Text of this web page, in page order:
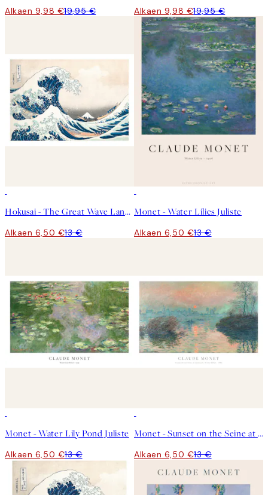
Alkaen 9,98 €19,95 € Alkaen 9,98 €19,95 €
Hokusai - The Great Wave Landscape Juliste
Alkaen 6,50 €13 €
Monet - Water Lilies Juliste
Alkaen 6,50 €13 €
Monet - Water Lily Pond Juliste
Alkaen 6,50 €13 €
Monet - Sunset on the Seine at Lavacourt, Winter Effect Juliste
Alkaen 6,50 €13 €